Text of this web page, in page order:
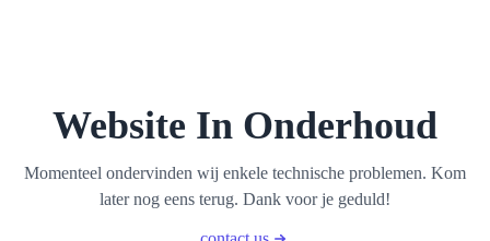
Website In Onderhoud
Momenteel ondervinden wij enkele technische problemen. Kom
later nog eens terug. Dank voor je geduld!